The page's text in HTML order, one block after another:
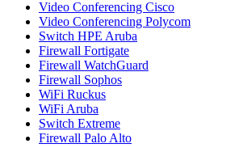
Video Conferencing Cisco
Video Conferencing Polycom
Switch HPE Aruba
Firewall Fortigate
Firewall WatchGuard
Firewall Sophos
WiFi Ruckus
WiFi Aruba
Switch Extreme
Firewall Palo Alto